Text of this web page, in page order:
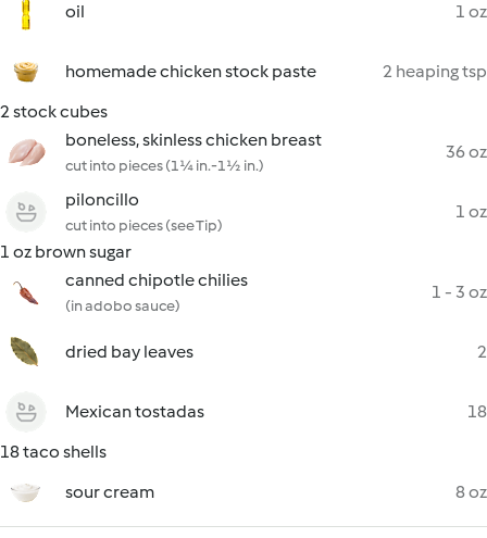
oil 1 oz
homemade chicken stock paste
2 heaping tsp
2 stock cubes
boneless, skinless chicken breast
cut into pieces (1¼ in.-1½ in.)
36 oz
piloncillo
cut into pieces (see Tip)
1 oz
1 oz brown sugar
canned chipotle chilies
(in adobo sauce)
1 - 3 oz
dried bay leaves 2
Mexican tostadas
18
18 taco shells
sour cream
8 oz